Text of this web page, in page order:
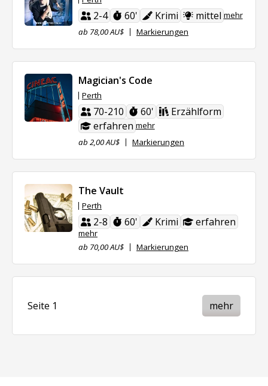
2-4 60' Krimi mittel mehr
ab 78,00 AU$
Markierungen
Magician's Code
Perth
70-210 60'
Erzählform
erfahren mehr
ab 2,00 AU$
Markierungen
The Vault
Perth
2-8 60' Krimi erfahren
mehr
ab 70,00 AU$
Markierungen
Seite 1 mehr